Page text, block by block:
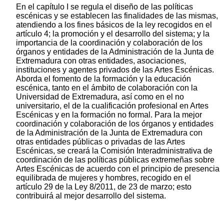
En el capítulo I se regula el diseño de las políticas
escénicas y se establecen las finalidades de las mismas,
atendiendo a los fines básicos de la ley recogidos en el
artículo 4; la promoción y el desarrollo del sistema; y la
importancia de la coordinación y colaboración de los
órganos y entidades de la Administración de la Junta de
Extremadura con otras entidades, asociaciones,
instituciones y agentes privados de las Artes Escénicas.
Aborda el fomento de la formación y la educación
escénica, tanto en el ámbito de colaboración con la
Universidad de Extremadura, así como en el no
universitario, el de la cualificación profesional en Artes
Escénicas y en la formación no formal. Para la mejor
coordinación y colaboración de los órganos y entidades
de la Administración de la Junta de Extremadura con
otras entidades públicas o privadas de las Artes
Escénicas, se creará la Comisión Interadministrativa de
coordinación de las políticas públicas extremeñas sobre
Artes Escénicas de acuerdo con el principio de presencia
equilibrada de mujeres y hombres, recogido en el
artículo 29 de la Ley 8/2011, de 23 de marzo; esto
contribuirá al mejor desarrollo del sistema.